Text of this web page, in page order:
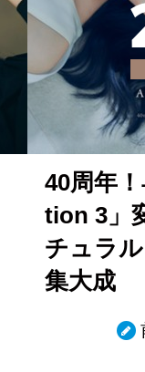
40周年
tion 3」
チュラ
集大成